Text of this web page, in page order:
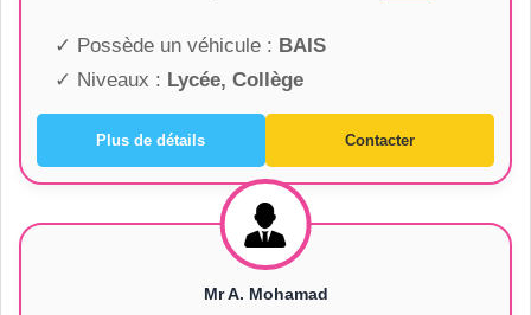
✓ Possède un véhicule : BAIS
✓ Niveaux : Lycée, Collège
Plus de détails Contacter
Mr A. Mohamad